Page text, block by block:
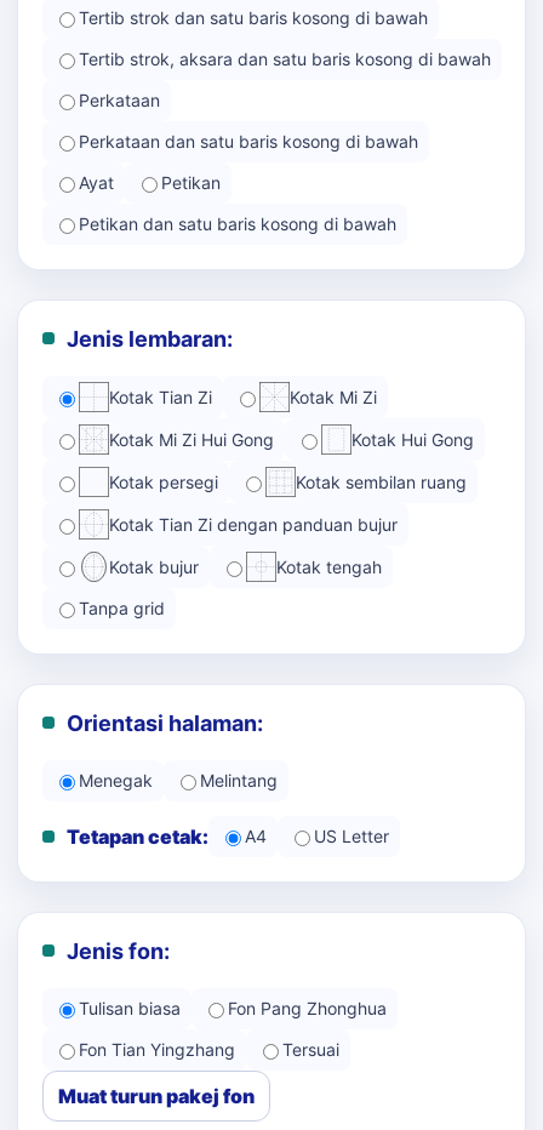
Tertib strok dan satu baris kosong di bawah
Tertib strok, aksara dan satu baris kosong di bawah
Perkataan
Perkataan dan satu baris kosong di bawah
Ayat
Petikan
Petikan dan satu baris kosong di bawah
Jenis lembaran:
Kotak Tian Zi Kotak Mi Zi
Kotak Mi Zi Hui Gong Kotak Hui Gong
Kotak persegi Kotak sembilan ruang
Kotak Tian Zi dengan panduan bujur
Kotak bujur Kotak tengah
Tanpa grid
Orientasi halaman:
Menegak Melintang
Tetapan cetak: A4 US Letter
Jenis fon:
Tulisan biasa
Fon Pang Zhonghua
Fon Tian Yingzhang
Tersuai
Muat turun pakej fon